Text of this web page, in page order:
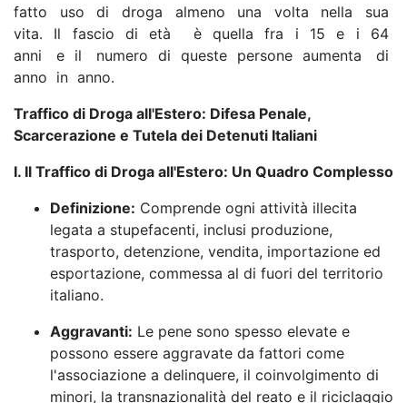
fatto uso di droga almeno una volta nella sua
vita. Il fascio di età è quella fra i 15 e i 64
anni e il numero di queste persone aumenta di
anno in anno.
Traffico di Droga all'Estero: Difesa Penale,
Scarcerazione e Tutela dei Detenuti Italiani
I. Il Traffico di Droga all'Estero: Un Quadro Complesso
Definizione: Comprende ogni attività illecita
legata a stupefacenti, inclusi produzione,
trasporto, detenzione, vendita, importazione ed
esportazione, commessa al di fuori del territorio
italiano.
Aggravanti: Le pene sono spesso elevate e
possono essere aggravate da fattori come
l'associazione a delinquere, il coinvolgimento di
minori, la transnazionalità del reato e il riciclaggio